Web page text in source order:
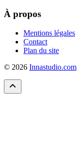
À propos
Mentions légales
Contact
Plan du site
© 2026 Innastudio.com